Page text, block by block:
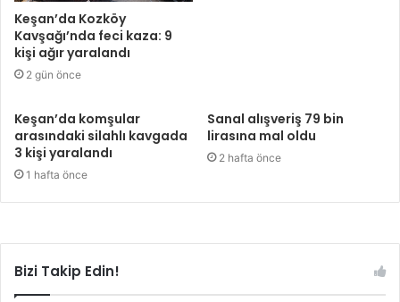
Keşan’da Kozköy
Kavşağı’nda feci kaza: 9
kişi ağır yaralandı
2 gün önce
Keşan’da komşular
arasındaki silahlı kavgada
3 kişi yaralandı
1 hafta önce
Sanal alışveriş 79 bin
lirasına mal oldu
2 hafta önce
Bizi Takip Edin!